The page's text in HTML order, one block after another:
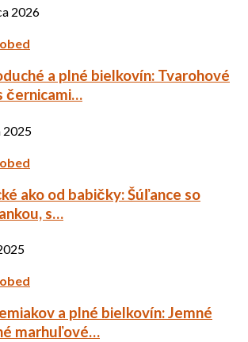
2026
a plné bielkovín: Tvarohové
černicami…
2025
ako od babičky: Šúľance so
s…
a plné bielkovín: Jemné
marhuľové…